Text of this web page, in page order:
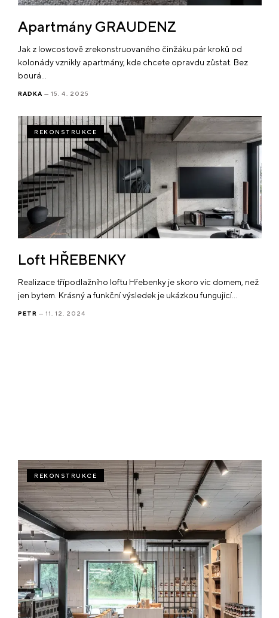
Apartmány GRAUDENZ
Jak z lowcostově zrekonstruovaného činžáku pár kroků od
kolonády vznikly apartmány, kde chcete opravdu zůstat. Bez
bourá…
RADKA — 15. 4. 2025
REKONSTRUKCE
Loft HŘEBENKY
Realizace třípodlažního loftu Hřebenky je skoro víc domem, než
jen bytem. Krásný a funkční výsledek je ukázkou fungující…
PETR — 11. 12. 2024
REKONSTRUKCE